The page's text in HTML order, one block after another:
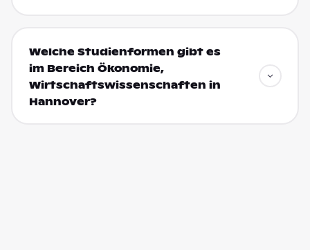
Welche Studienformen gibt es
im Bereich Ökonomie,
Wirtschaftswissenschaften in
Hannover?